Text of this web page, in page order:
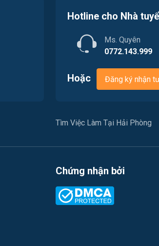
Hotline cho Nhà
Ms. Quyên
0772.143.999
Hoặc Đăng ký nhận
Tìm Việc Làm Tại Hải Phòng
Chứng nhận bởi